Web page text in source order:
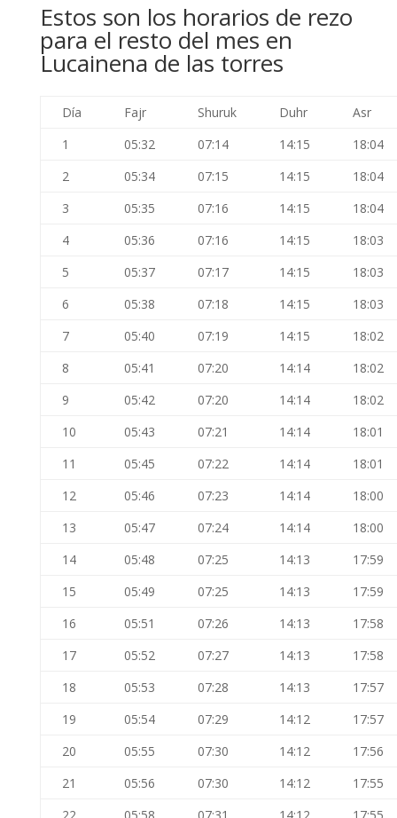
Estos son los horarios de rezo
para el resto del mes en
Lucainena de las torres
Día Fajr Shuruk Duhr
Asr
1
05:32 07:14 14:15
18:04
2
05:34 07:15 14:15
18:04
3
05:35 07:16 14:15
18:04
4
05:36 07:16 14:15
18:03
5
05:37 07:17 14:15
18:03
6
05:38 07:18 14:15
18:03
7
05:40 07:19 14:15
18:02
8
05:41 07:20 14:14
18:02
9
05:42 07:20 14:14
18:02
10
05:43 07:21 14:14
18:01
11
05:45 07:22 14:14
18:01
12
05:46 07:23 14:14
18:00
13
05:47 07:24 14:14
18:00
14
05:48 07:25 14:13
17:59
15
05:49 07:25 14:13
17:59
16
05:51 07:26 14:13
17:58
17
05:52 07:27 14:13
17:58
18
05:53 07:28 14:13
17:57
19
05:54 07:29 14:12
17:57
20
05:55 07:30 14:12
17:56
21
05:56 07:30 14:12
17:55